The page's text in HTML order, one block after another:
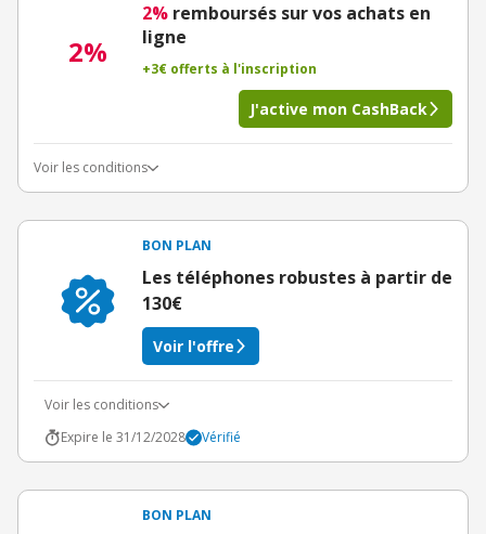
2%
2% remboursés sur vos achats en
ligne
+3€ offerts à l'inscription
J'active mon CashBack
Voir les conditions
BON PLAN
Les téléphones robustes à partir de
130€
Voir l'offre
Voir les conditions
Expire le 31/12/2028
Vérifié
BON PLAN